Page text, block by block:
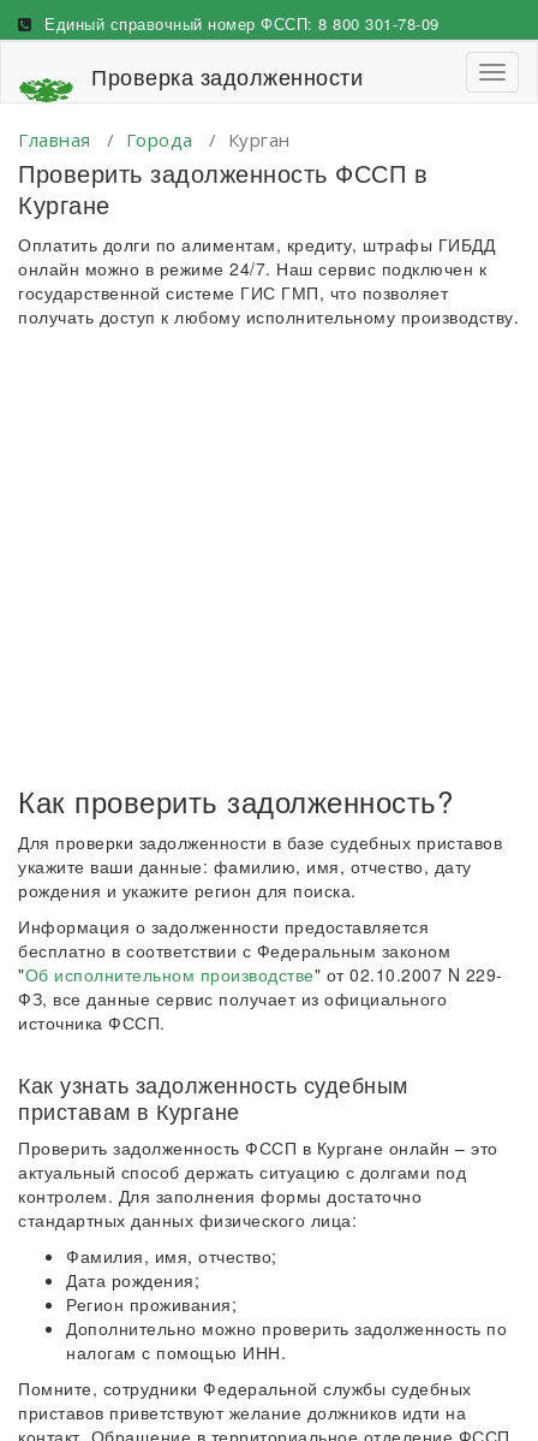
к
Единый справочный номер ФССП: 8 800 301-78-09
Проверка задолженности
Главная / Города / Курган
Проверить задолженность ФССП в
Кургане
Оплатить долги по алиментам, кредиту, штрафы ГИБДД
онлайн можно в режиме 24/7. Наш сервис подключен к
государственной системе ГИС ГМП, что позволяет
получать доступ к любому исполнительному производству.
Как проверить задолженность?
Для проверки задолженности в базе судебных приставов
укажите ваши данные: фамилию, имя, отчество, дату
рождения и укажите регион для поиска.
Информация о задолженности предоставляется
бесплатно в соответствии с Федеральным законом
"Об исполнительном производстве" от 02.10.2007 N 229-
ФЗ, все данные сервис получает из официального
источника ФССП.
Как узнать задолженность судебным
приставам в Кургане
Проверить задолженность ФССП в Кургане онлайн – это
актуальный способ держать ситуацию с долгами под
контролем. Для заполнения формы достаточно
стандартных данных физического лица:
Фамилия, имя, отчество;
Дата рождения;
Регион проживания;
Дополнительно можно проверить задолженность по
налогам с помощью ИНН.
Помните, сотрудники Федеральной службы судебных
приставов приветствуют желание должников идти на
контакт. Обращение в территориальное отделение ФССП